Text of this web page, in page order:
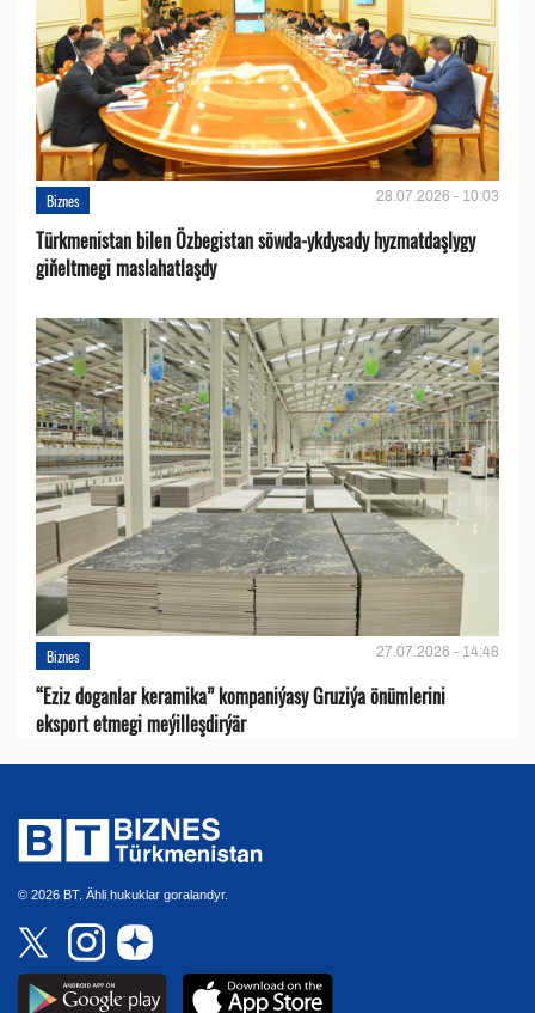
Biznes 28.07.2026 - 10:03
Türkmenistan bilen Özbegistan söwda-ykdysady hyzmatdaşlygy
giňeltmegi maslahatlaşdy
Biznes 27.07.2026 - 14:48
“Eziz doganlar keramika” kompaniýasy Gruziýa önümlerini
eksport etmegi meýilleşdirýär
© 2026 BT. Ähli hukuklar goralandyr.